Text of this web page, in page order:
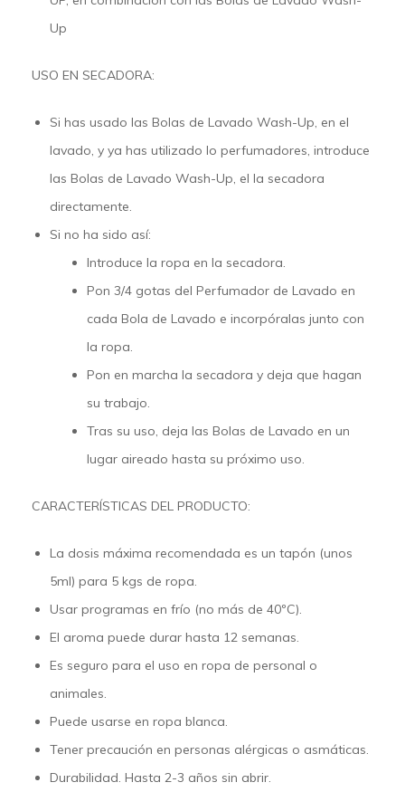
Up
USO EN SECADORA:
Si has usado las Bolas de Lavado Wash-Up, en el
lavado, y ya has utilizado lo perfumadores, introduce
las Bolas de Lavado Wash-Up, el la secadora
directamente.
Si no ha sido así:
Introduce la ropa en la secadora.
Pon 3/4 gotas del Perfumador de Lavado en
cada Bola de Lavado e incorpóralas junto con
la ropa.
Pon en marcha la secadora y deja que hagan
su trabajo.
Tras su uso, deja las Bolas de Lavado en un
lugar aireado hasta su próximo uso.
CARACTERÍSTICAS DEL PRODUCTO:
La dosis máxima recomendada es un tapón (unos
5ml) para 5 kgs de ropa.
Usar programas en frío (no más de 40ºC).
El aroma puede durar hasta 12 semanas.
Es seguro para el uso en ropa de personal o
animales.
Puede usarse en ropa blanca.
Tener precaución en personas alérgicas o asmáticas.
Durabilidad. Hasta 2-3 años sin abrir.